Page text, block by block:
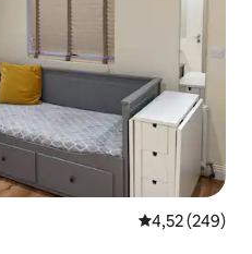
Просечна
4,52 (249)